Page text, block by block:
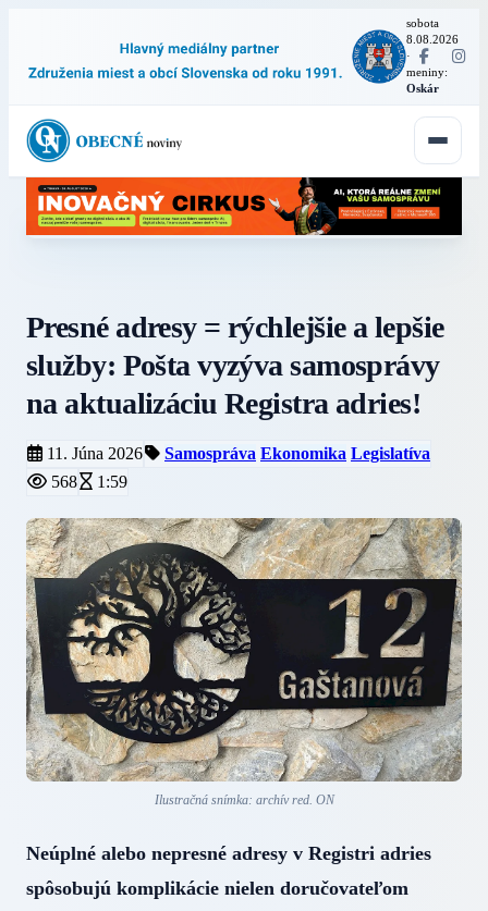
sobota
8.08.2026
·
meniny:
Oskár
Presné adresy = rýchlejšie a lepšie
služby: Pošta vyzýva samosprávy
na aktualizáciu Registra adries!
11. Júna 2026 Samospráva Ekonomika Legislatíva
568
1:59
Ilustračná snímka: archív red. ON
Neúplné alebo nepresné adresy v Registri adries
spôsobujú komplikácie nielen doručovateľom